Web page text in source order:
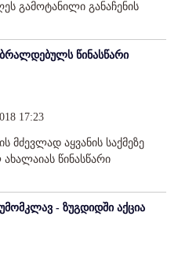
გამოტანილი განაჩენის
წინასწარი
17:23
მძევლად აყვანის საქმეზე
წინასწარი
- ზუგდიდში აქცია